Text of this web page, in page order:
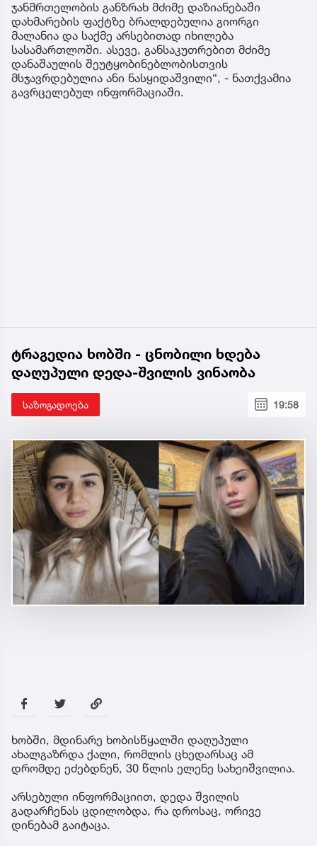
ჯანმრთელობის განზრახ მძიმე დაზიანებაში
დახმარების ფაქტზე ბრალდებულია გიორგი
მალანია და საქმე არსებითად იხილება
სასამართლოში. ასევე, განსაკუთრებით მძიმე
დანაშაულის შეუტყობინებლობისთვის
მსჯავრდებულია ანი ნასყიდაშვილი“, - ნათქვამია
გავრცელებულ ინფორმაციაში.
ტრაგედია ხობში - ცნობილი ხდება
დაღუპული დედა-შვილის ვინაობა
საზოგადოება 19:58
ხობში, მდინარე ხობისწყალში დაღუპული
ახალგაზრდა ქალი, რომლის ცხედარსაც ამ
დრომდე ეძებდნენ, 30 წლის ელენე სახეიშვილია.
არსებული ინფორმაციით, დედა შვილის
გადარჩენას ცდილობდა, რა დროსაც, ორივე
დინებამ გაიტაცა.